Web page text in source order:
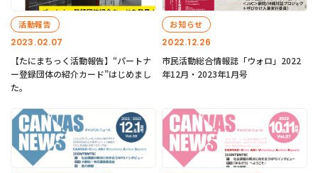
2023.02.07
活動報告
【たにまちっく活動報告】“パートナ
ー登録団体の紹介カード”はじめまし
た。
2022.12.26
お知らせ
市民活動総合情報誌「ウォロ」2022
年12月・2023年1月号